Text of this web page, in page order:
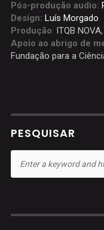
Pós-produção audio:
Design: Luís Morgado
Produção: ITQB NOVA,
Apoio ao abrigo de
Fundação para a
PESQUISAR